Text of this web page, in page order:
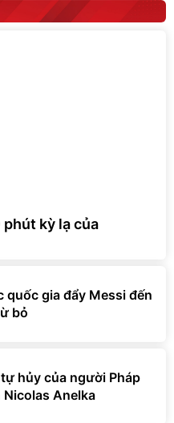
phút kỳ lạ của
quốc gia đẩy Messi đến
bỏ
hủy của người Pháp
Nicolas Anelka